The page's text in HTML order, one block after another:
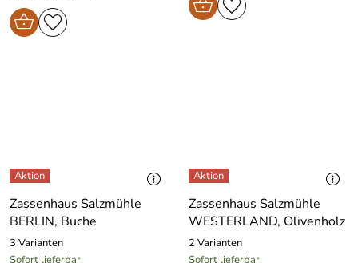
Zassenhaus Salzmühle
BERLIN, Buche
3 Varianten
Sofort lieferbar
Zassenhaus Salzmühle
WESTERLAND, Olivenholz
2 Varianten
Sofort lieferbar